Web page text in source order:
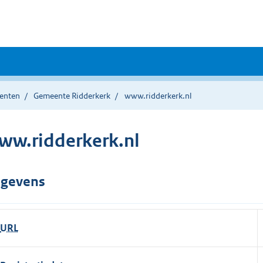
Gemeente Ridderkerk www.ridderkerk.nl
URL